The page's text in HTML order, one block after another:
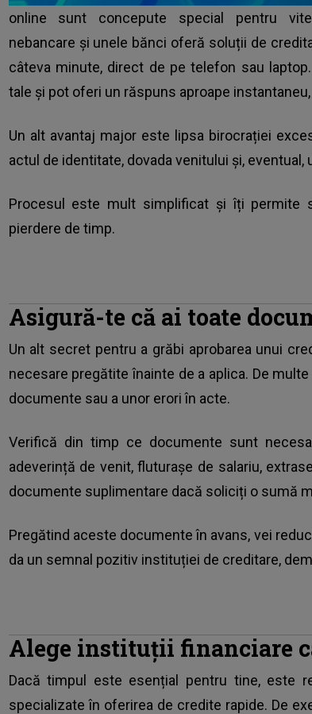
online sunt concepute special pentru
nebancare și unele bănci oferă soluții de
câteva minute, direct de pe telefon sau
tale și pot oferi un răspuns aproape
Un alt avantaj major este lipsa birocrației
actul de identitate, dovada venitului și, eventual,
Procesul este mult simplificat și îți
pierdere de timp.
Asigură-te că ai toate
Un alt secret pentru a grăbi aprobarea unui
necesare pregătite înainte de a aplica. De
documente sau a unor erori în acte.
Verifică din timp ce documente sunt
adeverință de venit, fluturașe de salariu,
documente suplimentare dacă soliciți o sumă
Pregătind aceste documente în avans, vei
da un semnal pozitiv instituției de creditare,
Alege instituții financiare
Dacă timpul este esențial pentru tine, este
specializate în oferirea de credite rapide. De